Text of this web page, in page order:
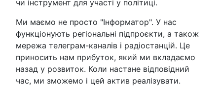
чи інструмент для участі у політиці.
Ми маємо не просто "Інформатор". У нас
функціонують регіональні підпроєкти, а також
мережа телеграм-каналів і радіостанцій. Це
приносить нам прибуток, який ми вкладаємо
назад у розвиток. Коли настане відповідний
час, ми зможемо і цей актив реалізувати.